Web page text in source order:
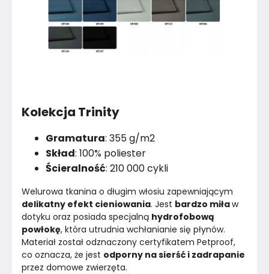
Kolekcja Trinity
Gramatura: 355 g/m2
Skład: 100% poliester
Ścieralność: 210 000 cykli
Welurowa tkanina o długim włosiu zapewniającym
delikatny efekt cieniowania. Jest bardzo miła w
dotyku oraz posiada specjalną hydrofobową
powłokę, która utrudnia wchłanianie się płynów.
Materiał został odznaczony certyfikatem Petproof,
co oznacza, że jest odporny na sierść i zadrapanie
przez domowe zwierzęta.